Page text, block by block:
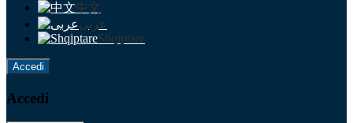
中文
عربى
Shqiptare
Accedi
Accedi